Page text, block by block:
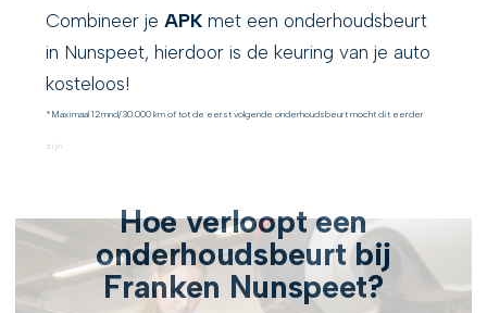
Combineer je APKmet een onderhoudsbeurt
in Nunspeet, hierdoor is de keuring van je auto
kosteloos!
*Maximaal 12mnd/30.000 km of tot de eerst volgende onderhoudsbeurt mocht dit eerder
zijn.
Hoe verloopt een
onderhoudsbeurt bij
Franken Nunspeet?